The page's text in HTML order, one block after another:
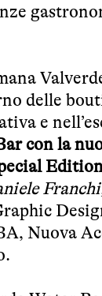
delle
e
con la
Nuova